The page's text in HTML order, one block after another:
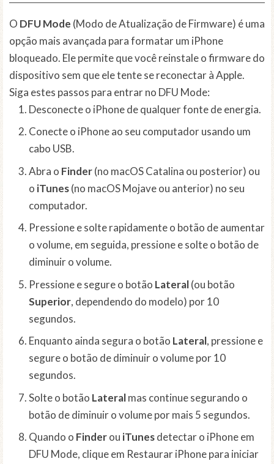
O DFU Mode (Modo de Atualização de Firmware) é uma
opção mais avançada para formatar um iPhone
bloqueado. Ele permite que você reinstale o firmware do
dispositivo sem que ele tente se reconectar à Apple.
Siga estes passos para entrar no DFU Mode:
Desconecte o iPhone de qualquer fonte de energia.
Conecte o iPhone ao seu computador usando um
cabo USB.
Abra o Finder(no macOS Catalina ou posterior) ou
o iTunes(no macOS Mojave ou anterior) no seu
computador.
Pressione e solte rapidamente o botão de aumentar
o volume, em seguida, pressione e solte o botão de
diminuir o volume.
Pressione e segure o botão Lateral(ou botão
Superior, dependendo do modelo) por 10
segundos.
Enquanto ainda segura o botão Lateral, pressione e
segure o botão de diminuir o volume por 10
segundos.
Solte o botão Lateralmas continue segurando o
botão de diminuir o volume por mais 5 segundos.
Quando o Finderou iTunesdetectar o iPhone em
DFU Mode, clique em Restaurar iPhone para iniciar